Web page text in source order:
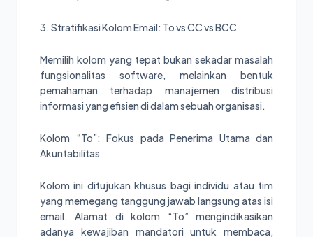
3. Stratifikasi Kolom Email: To vs CC vs BCC
Memilih kolom yang tepat bukan sekadar masalah
fungsionalitas software, melainkan bentuk
pemahaman terhadap manajemen distribusi
informasi yang efisien di dalam sebuah organisasi.
Kolom “To”: Fokus pada Penerima Utama dan
Akuntabilitas
Kolom ini ditujukan khusus bagi individu atau tim
yang memegang tanggung jawab langsung atas isi
email. Alamat di kolom “To” mengindikasikan
adanya kewajiban mandatori untuk membaca,